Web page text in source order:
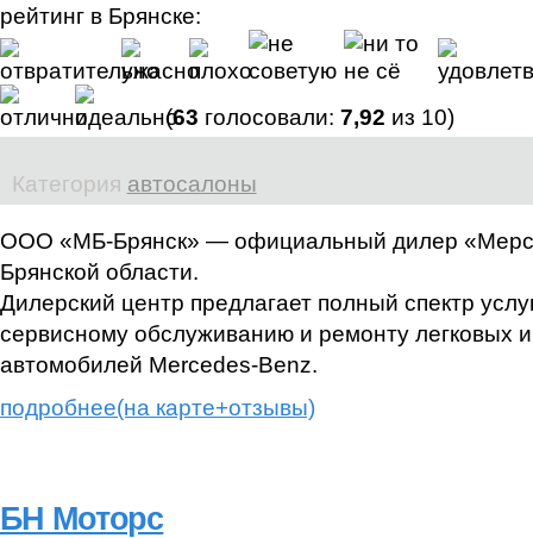
рейтинг в Брянске:
(63 голосовали: 7,92 из 10)
Категория автосалоны
ООО «МБ-Брянск» — официальный дилер
Брянской области.
Дилерский центр предлагает полный спектр
сервисному обслуживанию и ремонту легковых
автомобилей Mercedes-Benz.
подробнее(на карте+отзывы)
БН Моторс